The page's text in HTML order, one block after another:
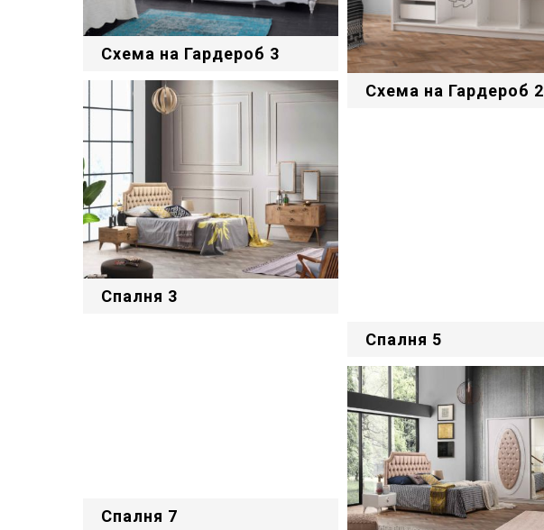
Схема на Гардероб 3
Спалня 3
Спалня 7
Схема на Гардероб 2
Спалня 5